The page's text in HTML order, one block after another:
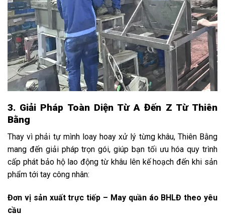
3. Giải Pháp Toàn Diện Từ A Đến Z Từ Thiên
Bằng
Thay vì phải tự mình loay hoay xử lý từng khâu, Thiên Bằng
mang đến giải pháp trọn gói, giúp bạn tối ưu hóa quy trình
cấp phát bảo hộ lao động từ khâu lên kế hoạch đến khi sản
phẩm tới tay công nhân:
Đơn vị sản xuất trực tiếp – May quần áo BHLĐ theo yêu
cầu